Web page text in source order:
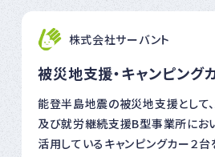
ーバントホース 〒509-0201 岐阜県可児市川合2749-
ラ 〒505-0422 岐阜県加茂郡八百津町久田見166
TEL：0574-50-1485
株式会社サーバント
被災地支援・キャンピング
能登半島地震の被災地支援として
及び就労継続支援B型事業所にお
活用しているキャンピングカー２